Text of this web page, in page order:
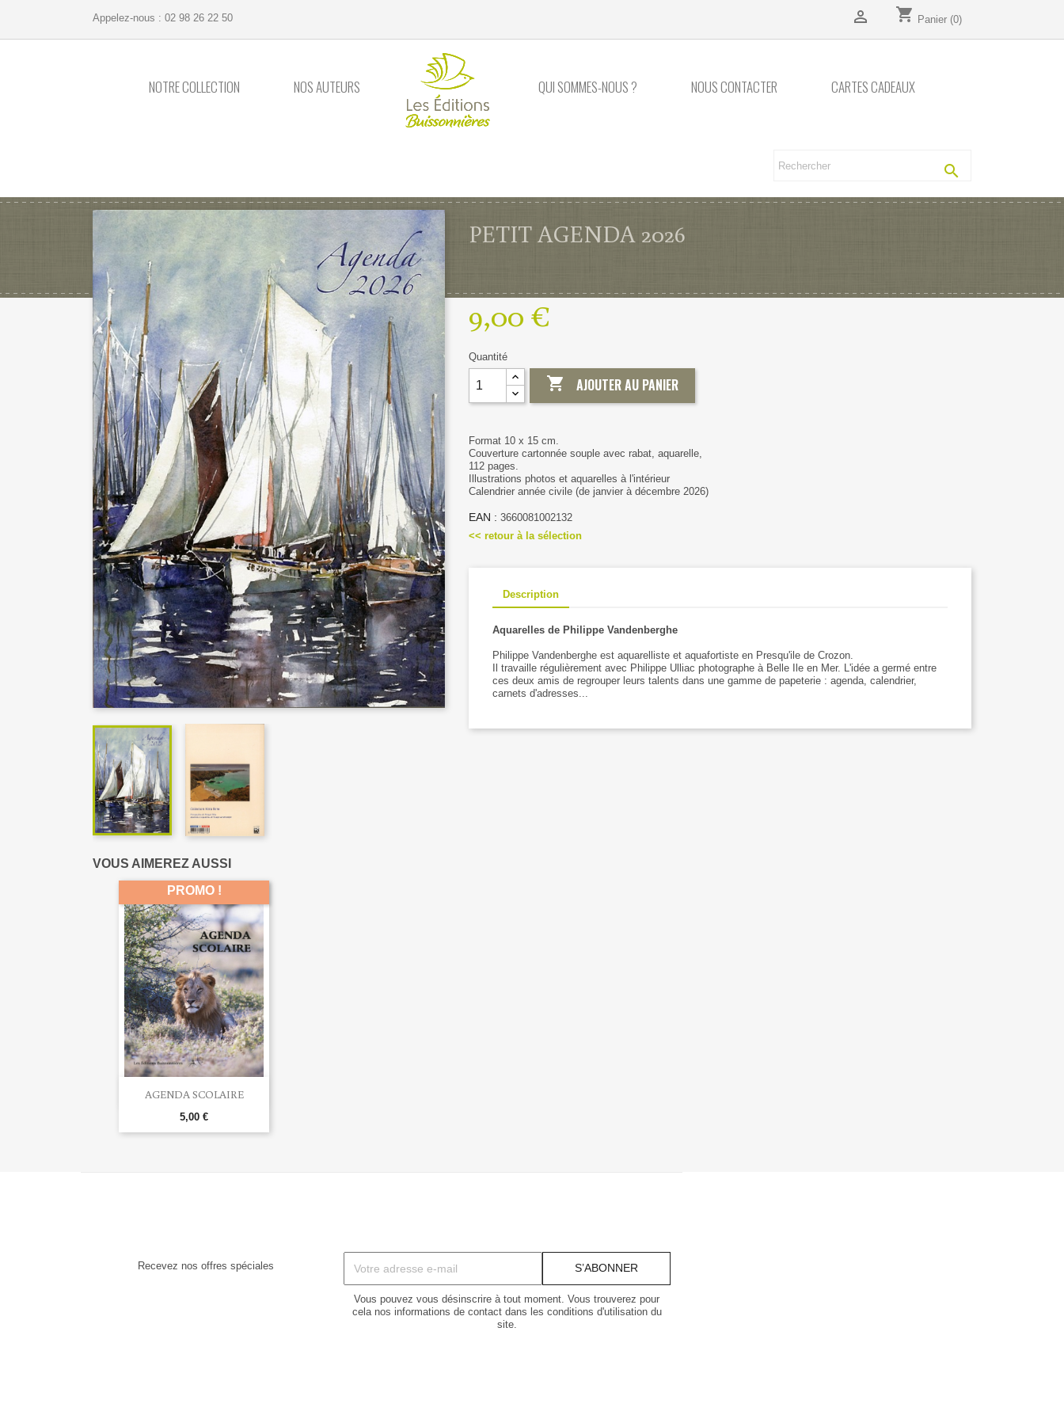
Appelez-nous : 02 98 26 22 50  shopping_cart Panier (0)
NOTRE COLLECTION NOS AUTEURS QUI SOMMES-NOUS ? NOUS CONTACTER CARTES CADEAUX

PETIT AGENDA 2026
9,00 €
Quantité
 AJOUTER AU PANIER
Format 10 x 15 cm.
Couverture cartonnée souple avec rabat, aquarelle,
112 pages.
Illustrations photos et aquarelles à l'intérieur
Calendrier année civile (de janvier à décembre 2026)
EAN : 3660081002132
<< retour à la sélection
Description
Aquarelles de Philippe Vandenberghe
Philippe Vandenberghe est aquarelliste et aquafortiste en Presqu'ile de Crozon.
Il travaille régulièrement avec Philippe Ulliac photographe à Belle Ile en Mer. L'idée a germé entre
ces deux amis de regrouper leurs talents dans une gamme de papeterie : agenda, calendrier,
carnets d'adresses...
VOUS AIMEREZ AUSSI
AGENDA SCOLAIRE
5,00 €
PROMO !
Aperçu rapide
Recevez nos offres spéciales
Vous pouvez vous désinscrire à tout moment. Vous trouverez pour
cela nos informations de contact dans les conditions d'utilisation du
site.